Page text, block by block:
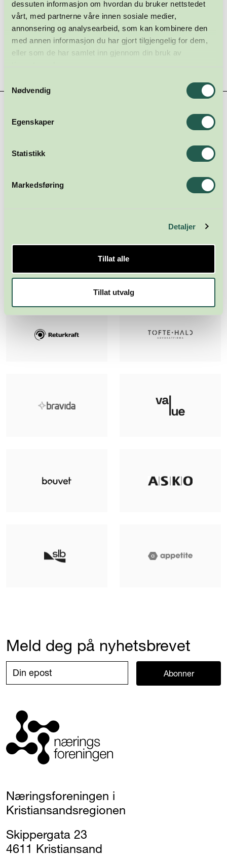
dessuten informasjon om hvordan du bruker nettstedet
vårt, med partnerne våre innen sosiale medier,
annonsering og analysearbeid, som kan kombinere den
med annen informasjon du har gjort tilgjengelig for dem,
eller som de har samlet inn gjennom din bruk av
tjenestene deres.
Nødvendig
Egenskaper
Statistikk
Markedsføring
Detaljer
Tillat alle
Tillat utvalg
Meld deg på nyhetsbrevet
Abonner
Næringsforeningen i
Kristiansandsregionen
Skippergata 23
4611 Kristiansand